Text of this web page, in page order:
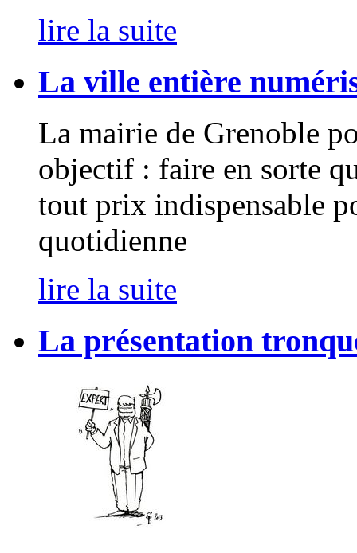
lire la suite
La ville entière
La mairie de Grenoble
objectif : faire en sorte
tout prix indispensable
quotidienne
lire la suite
La présentation